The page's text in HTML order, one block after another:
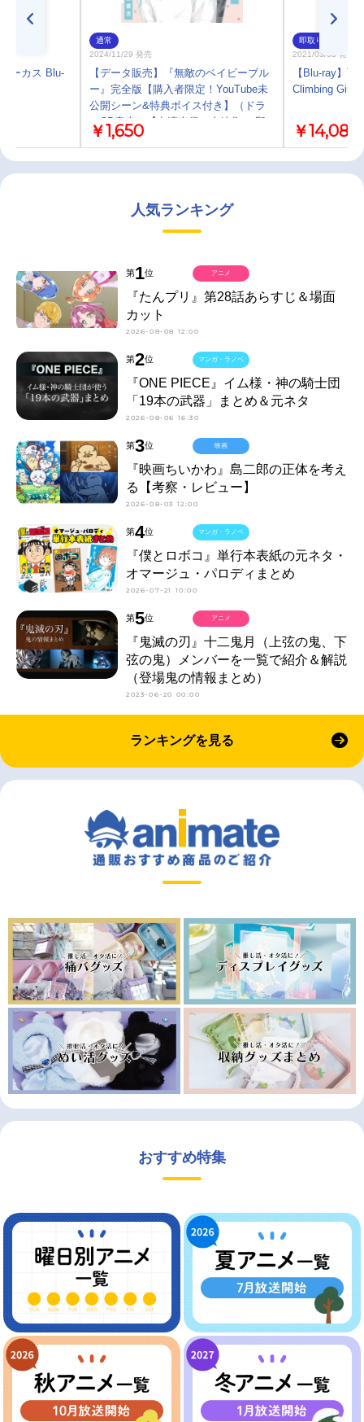
ーカス Blu-
通常
2024/11/29 発売
【データ販売】『無敵のベイビーブル
ー』完全版【購入者限定！YouTube未
公開シーン&特典ボイス付き】（ドラ
マCD音声）【出演声優：土岐隼一 野
島健児】
￥1,650
即取り
2021/03/03 発売
【Blu-ray】
Climbing Girls-
￥14,080
人気ランキング
第1位
『たんプリ』第28話あらすじ＆場面
カット
2026-08-08 12:00
アニメ
第2位
『ONE PIECE』イム様・神の騎士団
「19本の武器」まとめ＆元ネタ
2026-08-06 16:30
マンガ・ラノベ
第3位
『映画ちいかわ』島二郎の正体を考え
る【考察・レビュー】
2026-08-03 12:00
映画
第4位
『僕とロボコ』単行本表紙の元ネタ・
オマージュ・パロディまとめ
2026-07-21 10:00
マンガ・ラノベ
第5位
『鬼滅の刃』十二鬼月（上弦の鬼、下
弦の鬼）メンバーを一覧で紹介＆解説
（登場鬼の情報まとめ）
2023-06-20 00:00
アニメ
ランキングを見る
おすすめ特集